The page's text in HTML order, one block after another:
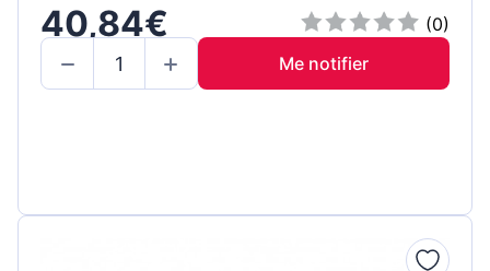
40,84€
(0)
Me notifier